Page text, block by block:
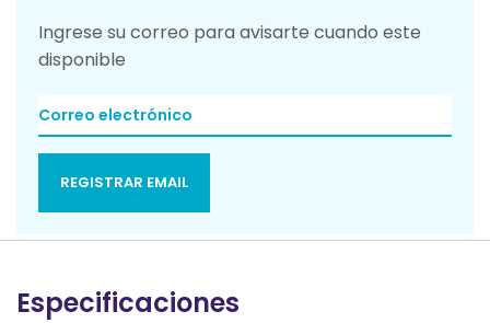
Ingrese su correo para avisarte cuando este
disponible
REGISTRAR EMAIL
Especificaciones